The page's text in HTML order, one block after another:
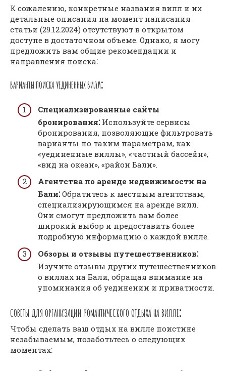
К сожалению, конкретные названия вилл и их
детальные описания на момент написания
статьи (29.12.2024) отсутствуют в открытом
доступе в достаточном объеме. Однако, я могу
предложить вам общие рекомендации и
направления поиска⁚
ВАРИАНТЫ ПОИСКА УЕДИНЕННЫХ ВИЛЛ⁚
Специализированные сайты
бронирования⁚ Используйте сервисы
бронирования, позволяющие фильтровать
варианты по таким параметрам, как
«уединенные виллы», «частный бассейн»,
«вид на океан», «район Бали».
Агентства по аренде недвижимости на
Бали⁚ Обратитесь к местным агентствам,
специализирующимся на аренде вилл.
Они смогут предложить вам более
широкий выбор и предоставить более
подробную информацию о каждой вилле.
Обзоры и отзывы путешественников⁚
Изучите отзывы других путешественников
о виллах на Бали, обращая внимание на
упоминания об уединении и приватности.
СОВЕТЫ ДЛЯ ОРГАНИЗАЦИИ РОМАНТИЧЕСКОГО ОТДЫХА НА ВИЛЛЕ⁚
Чтобы сделать ваш отдых на вилле поистине
незабываемым, позаботьтесь о следующих
моментах⁚